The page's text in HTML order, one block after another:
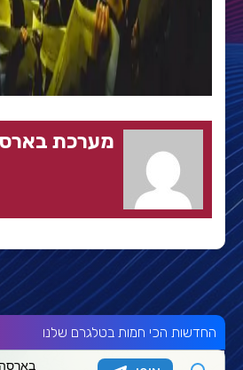
מערכת
החדשות הכי חמות בטלגרם שלנו